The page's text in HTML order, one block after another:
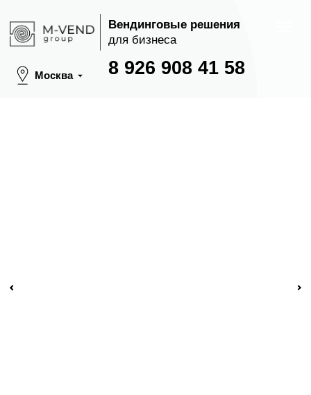
8 926 908 41 58
Вендинговые решения
для бизнеса